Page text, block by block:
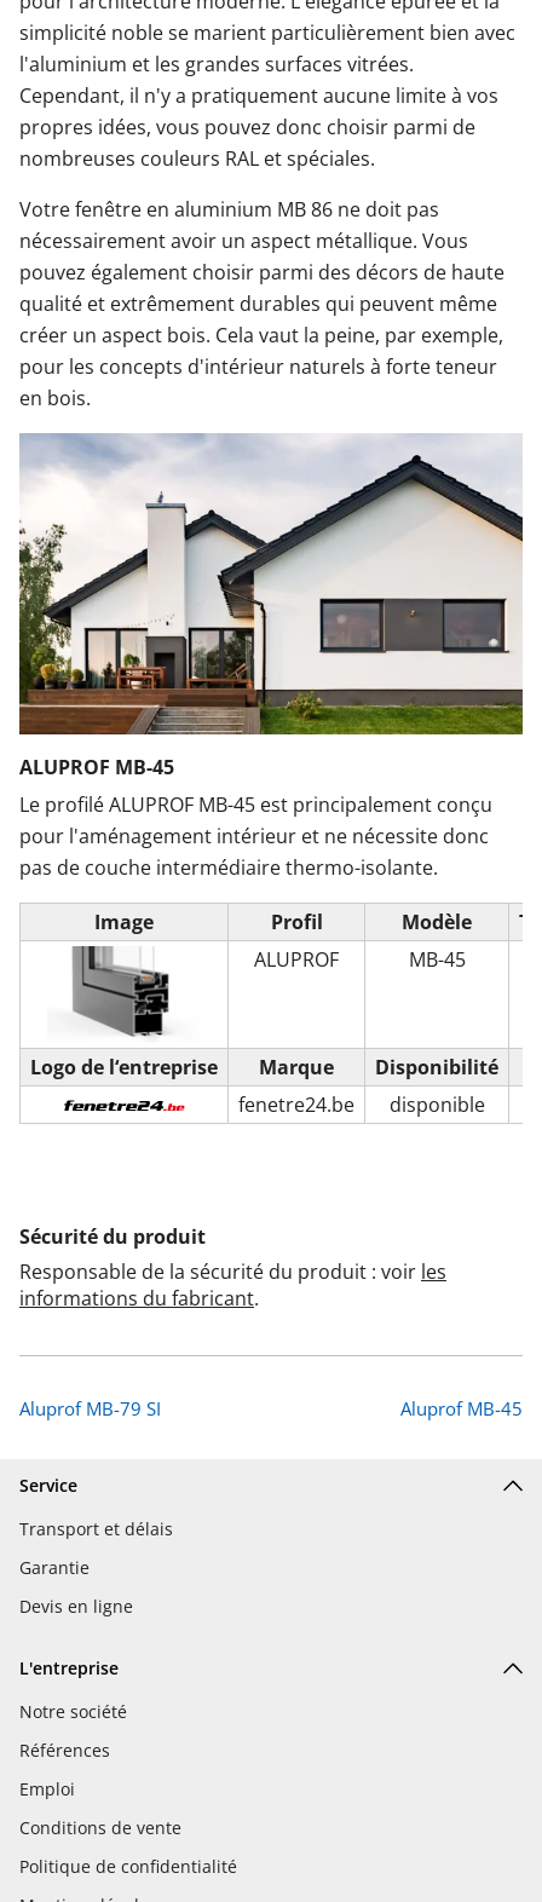
simplicité noble se marient particulièrement bien avec
l'aluminium et les grandes surfaces vitrées.
Cependant, il n'y a pratiquement aucune limite à vos
propres idées, vous pouvez donc choisir parmi de
nombreuses couleurs RAL et spéciales.
Votre fenêtre en aluminium MB 86 ne doit pas
nécessairement avoir un aspect métallique. Vous
pouvez également choisir parmi des décors de haute
qualité et extrêmement durables qui peuvent même
créer un aspect bois. Cela vaut la peine, par exemple,
pour les concepts d'intérieur naturels à forte teneur
en bois.
ALUPROF MB-45
Le profilé ALUPROF MB-45 est principalement conçu
pour l'aménagement intérieur et ne nécessite donc
pas de couche intermédiaire thermo-isolante.
Image
Profil
ALUPROF
Modèle
MB-45
Logo de l‘entreprise
Marque
fenetre24.be
Disponibilité
disponible
Sécurité du produit
Responsable de la sécurité du produit : voir les
informations du fabricant.
Aluprof MB-79 SI Aluprof MB-45
Service
Transport et délais
Garantie
Devis en ligne
L'entreprise
Notre société
Références
Emploi
Conditions de vente
Politique de confidentialité